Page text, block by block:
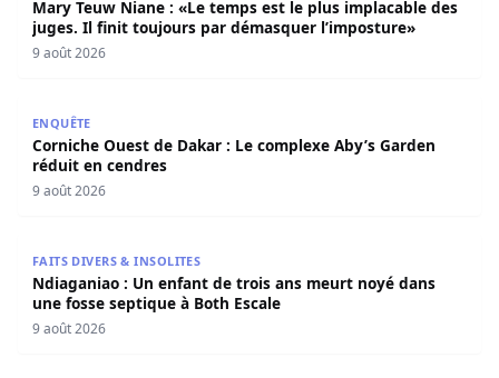
Mary Teuw Niane : «Le temps est le plus implacable des
juges. Il finit toujours par démasquer l’imposture»
9 août 2026
ENQUÊTE
Corniche Ouest de Dakar : Le complexe Aby’s Garden
réduit en cendres
9 août 2026
FAITS DIVERS & INSOLITES
Ndiaganiao : Un enfant de trois ans meurt noyé dans
une fosse septique à Both Escale
9 août 2026